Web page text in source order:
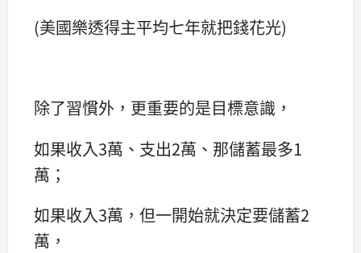
(美國樂透得主平均七年就把錢花光)
除了習慣外，更重要的是目標意識，
如果收入3萬、支出2萬、那儲蓄最多1
萬；
如果收入3萬，但一開始就決定要儲蓄2
萬，